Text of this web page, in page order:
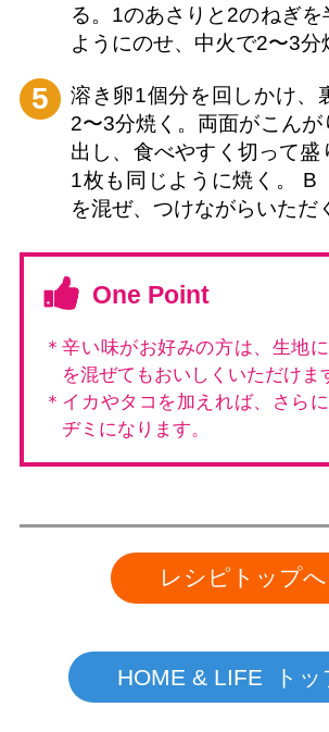
る。1のあさりと2のねぎを
ようにのせ、中火で2〜3分
5
溶き卵1個分を回しかけ、
2〜3分焼く。両面がこんが
出し、食べやすく切って盛
1枚も同じように焼く。 B
を混ぜ、つけながらいただ
One Point
＊辛い味がお好みの方は、生地
を混ぜてもおいしくいただけま
＊イカやタコを加えれば、さら
ヂミになります。
レシピトップへ
HOME & LIFE トッ